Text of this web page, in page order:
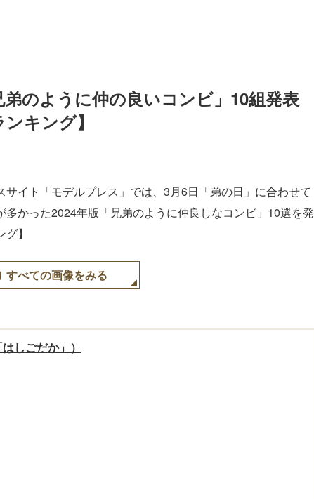
のように仲の良いコンビ」10組発表
キング】
イト「モデルプレス」では、3月6日「弟の日」に合わせて
かった2024年版「兄弟のように仲良しなコンビ」10選を発
】
すべての画像をみる
しごだか」）